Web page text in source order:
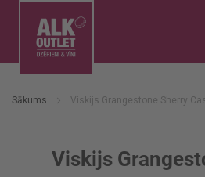
Sākums Viskijs Grangestone Sherry
Viskijs